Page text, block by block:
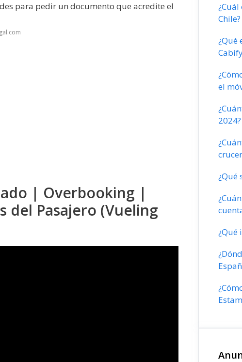
para pedir un documento que acredite el
| Overbooking |
del Pasajero (Vueling
Chile?
¿Qué
el
2024?
¿Qué
¿Qué